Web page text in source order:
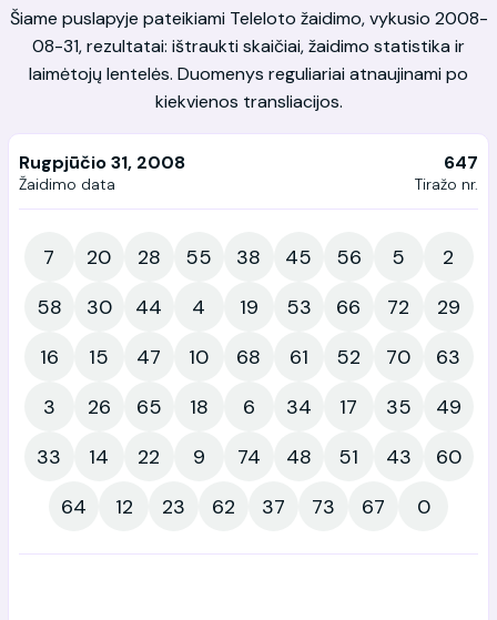
Šiame puslapyje pateikiami Teleloto žaidimo, vykusio 2008-
08-31, rezultatai: ištraukti skaičiai, žaidimo statistika ir
laimėtojų lentelės. Duomenys reguliariai atnaujinami po
kiekvienos transliacijos.
Rugpjūčio 31, 2008
Žaidimo data
647
Tiražo nr.
7 20 28 55 38 45 56 5
2
58
30 44 4 19 53 66 72
29
16
15 47 10 68 61 52 70
63
3
26 65 18 6 34 17 35
49
33
14 22 9 74 48 51 43
60
64
12 23 62 37 73 67 0